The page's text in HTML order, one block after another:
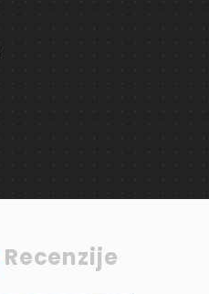
Recenzije